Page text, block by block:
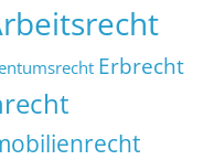
Erbrecht